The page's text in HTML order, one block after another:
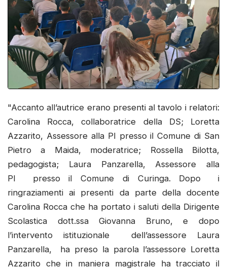
"Accanto all’autrice erano presenti al tavolo i relatori:
Carolina Rocca, collaboratrice della DS; Loretta
Azzarito, Assessore alla PI presso il Comune di San
Pietro a Maida, moderatrice; Rossella Bilotta,
pedagogista; Laura Panzarella, Assessore alla
PI presso il Comune di Curinga. Dopo i
ringraziamenti ai presenti da parte della docente
Carolina Rocca che ha portato i saluti della Dirigente
Scolastica dott.ssa Giovanna Bruno, e dopo
l’intervento istituzionale dell’assessore Laura
Panzarella, ha preso la parola l’assessore Loretta
Azzarito che in maniera magistrale ha tracciato il